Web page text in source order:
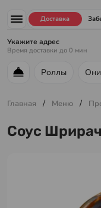
Доставка
Укажите адрес
Время доставки до 0 мин
Меню ресторана
Роллы
Главная / Меню /
Соус